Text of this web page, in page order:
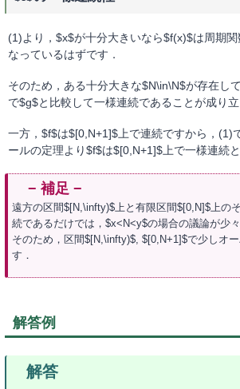
(1)より，$x$が十分大きいなら$f(x)$は周期
なっているはずです．
そのため，ある十分大きな$N\in\N$が存在し
で$g$と比較して一様連続であることが成り立
一方，$f$は$[0,N+1]$上で連続ですから，(1)
ールの定理より$f$は$[0,N+1]$上で一様連続
遠方の区間$[N,\infty)$上と有限区間$[0,N]$上の
続であるだけでは，$x<N<y$の場合の議論が少
そのため，区間$[N,\infty)$, $[0,N+1]$で少しオ
す．
解答例